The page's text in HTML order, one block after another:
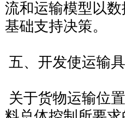
流和运输模型以
基础支持决策。
五、开发使运输
关于货物运输位